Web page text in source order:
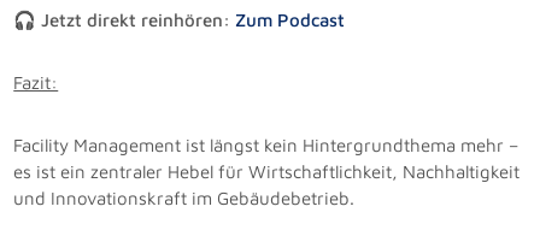
🎧 Jetzt direkt reinhören: Zum Podcast
Fazit:
Facility Management ist längst kein Hintergrundthema mehr –
es ist ein zentraler Hebel für Wirtschaftlichkeit, Nachhaltigkeit
und Innovationskraft im Gebäudebetrieb.